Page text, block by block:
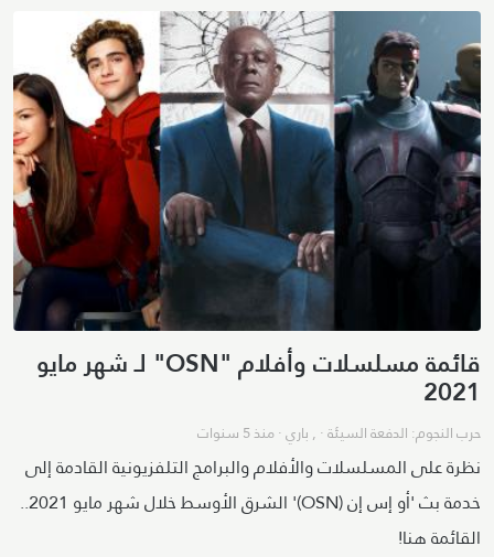
قائمة مسلسلات وأفلام "OSN" لـ شهر مايو
2021
حرب النجوم: الدفعة السيئة· , باري·منذ 5 سنوات
نظرة على المسلسلات والأفلام والبرامج التلفزيونية القادمة إلى
خدمة بث 'أو إس إن (OSN)' الشرق الأوسط خلال شهر مايو 2021..
القائمة هنا!